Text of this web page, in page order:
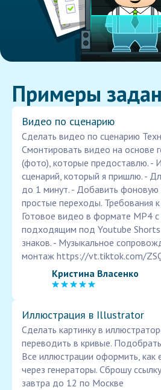
Примеры
Видео по сценарию
Сделать видео по сценарию
Смонтировать видео на основе
(фото), которые предоставлю. -
сценарий, который я пришлю. -
до 1 минут. - Добавить фоновую
простые переходы. Требования к
Готовое видео в формате MP4
подходящим под Youtube
знаков. - Музыкальное
монтаж https://vt.tiktok.com/
Кристина Власенко
Иллюстрация в Illustrator
Сделать картинку в
переводить в кривые.
Все иллюстрации оформить, как
через генераторы. Сброшу
завтра до 12 по Москве